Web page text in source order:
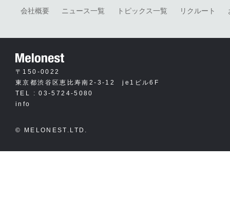
会社概要 ニュース一覧 トピックス一覧 リクルート
〒150-0022
東京都渋谷区恵比寿南2-3-12 je1ビル6F
TEL : 03-5724-5080
info
© MELONEST.LTD.